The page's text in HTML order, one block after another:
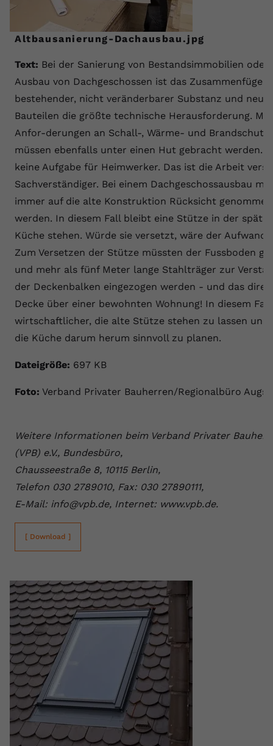
Altbausanierung-Dachausbau.jpg
Text: Bei der Sanierung von Bestandsimmobilien oder
Ausbau von Dachgeschossen ist das Zusammenfügen
bestehender, nicht veränderbarer Substanz und
Bauteilen die größte technische Herausforderung.
Anfor-derungen an Schall-, Wärme- und Brandschutz
müssen ebenfalls unter einen Hut gebracht werden.
keine Aufgabe für Heimwerker. Das ist die Arbeit
Sachverständiger. Bei einem Dachgeschossausbau
immer auf die alte Konstruktion Rücksicht genommen
werden. In diesem Fall bleibt eine Stütze in der
Küche stehen. Würde sie versetzt, wäre der Aufwand
Zum Versetzen der Stütze müssten der Fussboden
und mehr als fünf Meter lange Stahlträger zur
der Deckenbalken eingezogen werden - und das
Decke über einer bewohnten Wohnung! In diesem
wirtschaftlicher, die alte Stütze stehen zu lassen und
die Küche darum herum sinnvoll zu planen.
Dateigröße: 697 KB
Foto: Verband Privater Bauherren/Regionalbüro
Weitere Informationen beim Verband Privater
(VPB) e.V., Bundesbüro,
Chausseestraße 8, 10115 Berlin,
Telefon 030 2789010, Fax: 030 27890111,
E-Mail: info@vpb.de, Internet: www.vpb.de.
[ Download ]
Anbieter youtube.com
Laufzeit 2 Jahre
Zweck
YouTube setzt dieses Cookie über
eingebettete YouTube-Videos und
registriert anonyme statistische Daten.
Name yt-remote-device-id
Laufzeit Session
Zweck
YouTube setzt diesen Cookie, um die
speichern, der eingebettete YouTube-
Videos verwendet.
Name yt.innertube::requests
Anbieter youtube.com
Laufzeit Session
Zweck
Dieser von YouTube gesetzte Cookie
Daten darüber zu speichern, welche
Anbieter Youtube.com
Videos von YouTube der Nutzer
gesehen hat.
Name yt-remote-connected-devices
Anbieter Youtube.com
Laufzeit
Zweck
YouTube setzt diesen Cookie, um die
Videopräferenzen des Nutzers zu
speichern, der eingebettete YouTube-